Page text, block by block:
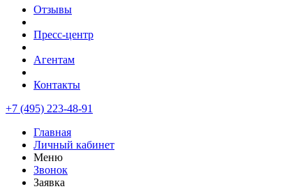
Отзывы
Пресс-центр
Агентам
Контакты
+7 (495) 223-48-91
Главная
Личный кабинет
Меню
Звонок
Заявка